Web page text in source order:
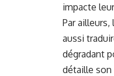
impacte
Par
aussi
dégradant
détaille son